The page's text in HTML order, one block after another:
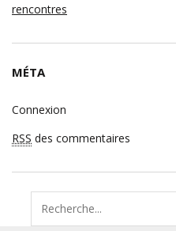
rencontres
MÉTA
Connexion
RSS des commentaires